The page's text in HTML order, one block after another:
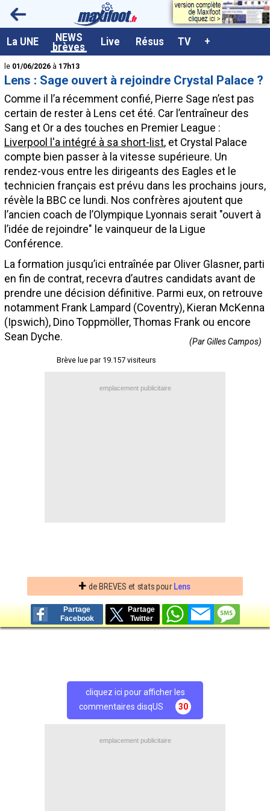
La UNE NEWS
brèves Live Résus TV +
<
le 01/06/2026 à 17h13
Lens : Sage ouvert à rejoindre Crystal Palace ?
Comme il l’a récemment confié, Pierre Sage n’est pas
certain de rester à Lens cet été. Car l’entraîneur des
Sang et Or a des touches en Premier League :
Liverpool l'a intégré à sa short-list, et Crystal Palace
compte bien passer à la vitesse supérieure. Un
rendez-vous entre les dirigeants des Eagles et le
technicien français est prévu dans les prochains jours,
révèle la BBC ce lundi. Nos confrères ajoutent que
l’ancien coach de l’Olympique Lyonnais serait "ouvert à
l’idée de rejoindre" le vainqueur de la Ligue
Conférence.
La formation jusqu’ici entraînée par Oliver Glasner, parti
en fin de contrat, recevra d’autres candidats avant de
prendre une décision définitive. Parmi eux, on retrouve
notamment Frank Lampard (Coventry), Kieran McKenna
(Ipswich), Dino Toppmöller, Thomas Frank ou encore
Sean Dyche.
(Par Gilles Campos)
Brève lue par 19.157 visiteurs
emplacement publicitaire
+ de BREVES et stats pour Lens
Partage
Facebook
Partage
Twitter
cliquez ici pour afficher les
commentaires disqUS
30
emplacement publicitaire
A la UNE
Dernières brèves
Live / Matchs en direct
Résultats et Classements
Class. buteurs européens
Programme TV foot
Vidéos
Sondages
Tableau transferts L1
Taille de la police
Paramètrages / Options
Contact / Signaler un bug
Recrutement Maxifoot
Mentions légales